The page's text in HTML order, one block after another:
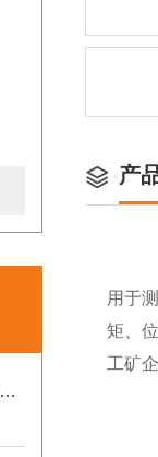
压力变送器零点漂移与电磁干扰连仪教你快速排查
产
用于
矩、
工矿